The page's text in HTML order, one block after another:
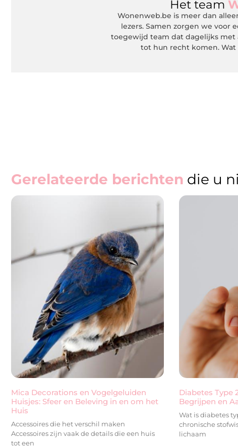
Het team
Wonenweb.be is meer dan
lezers. Samen zorgen we voor
toegewijd team dat dagelijks
tot hun recht komen.
Gerelateerde berichten die u
Mica Decorations en Vogelgeluiden
Huisjes: Sfeer en Beleving in en om het
Huis
Accessoires die het verschil maken
Accessoires zijn vaak de details die een huis
tot een
Diabetes Type
Begrijpen en
Wat is diabetes
chronische
lichaam